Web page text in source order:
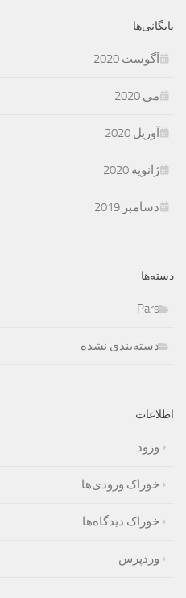
بایگانی‌ها
آگوست 2020
می 2020
آوریل 2020
ژانویه 2020
دسامبر 2019
دسته‌ها
Pars
دسته‌بندی نشده
اطلاعات
ورود
خوراک ورودی‌ها
خوراک دیدگاه‌ها
وردپرس